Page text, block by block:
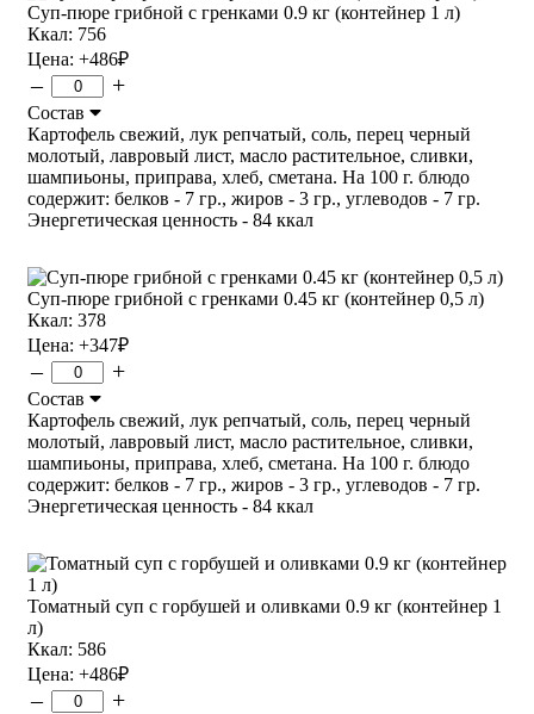
Суп-пюре грибной с гренками 0.9 кг (контейнер 1 л)
Ккал: 756
Цена: +486₽
– +
Состав
Картофель свежий, лук репчатый, соль, перец черный
молотый, лавровый лист, масло растительное, сливки,
шампиьоны, приправа, хлеб, сметана. На 100 г. блюдо
содержит: белков - 7 гр., жиров - 3 гр., углеводов - 7 гр.
Энергетическая ценность - 84 ккал
Суп-пюре грибной с гренками 0.45 кг (контейнер 0,5 л)
Ккал: 378
Цена: +347₽
– +
Состав
Картофель свежий, лук репчатый, соль, перец черный
молотый, лавровый лист, масло растительное, сливки,
шампиьоны, приправа, хлеб, сметана. На 100 г. блюдо
содержит: белков - 7 гр., жиров - 3 гр., углеводов - 7 гр.
Энергетическая ценность - 84 ккал
Томатный суп с горбушей и оливками 0.9 кг (контейнер 1
л)
Ккал: 586
Цена: +486₽
– +